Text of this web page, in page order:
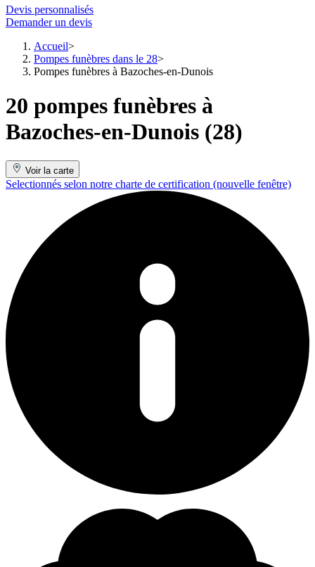
Devis personnalisés
Demander un devis
Accueil
Pompes funèbres dans le 28
Pompes funèbres à Bazoches-en-Dunois
20 pompes funèbres à
Bazoches-en-Dunois (28)
Voir la carte
Selectionnés selon notre charte de certification (nouvelle fenêtre)